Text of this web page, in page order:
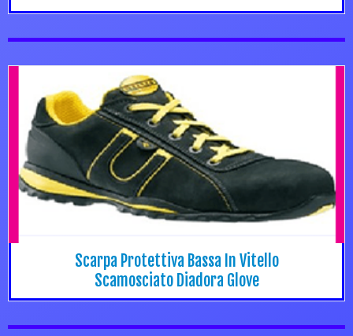
Scarpa Protettiva Bassa In Vitello
Scamosciato Diadora Glove